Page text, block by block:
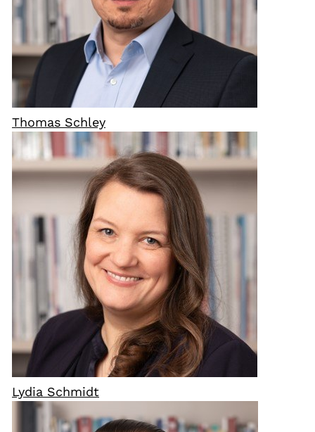
Thomas Schley
Lydia Schmidt